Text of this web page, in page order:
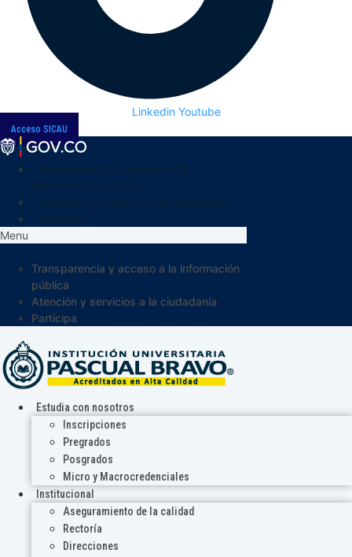
Linkedin Youtube
Acceso SICAU
Menu
Transparencia y acceso a la información
pública
Atención y servicios a la ciudadanía
Participa
Estudia con nosotros
Inscripciones
Pregrados
Posgrados
Micro y Macrocredenciales
Institucional
Aseguramiento de la calidad
Rectoría
Direcciones